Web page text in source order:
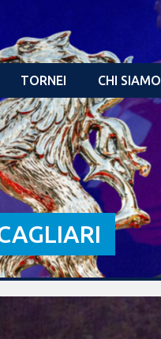
TORNEI CHI SIAMO